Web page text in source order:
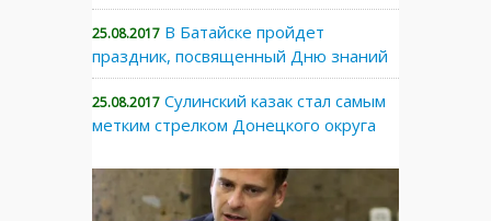
25.08.2017 В Батайске пройдет
праздник, посвященный Дню знаний
25.08.2017 Сулинский казак стал самым
метким стрелком Донецкого округа